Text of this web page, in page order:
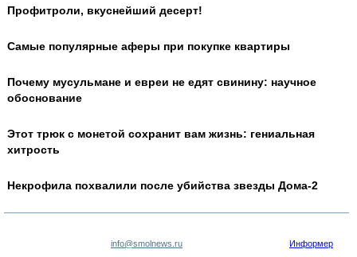
Профитроли, вкуснейший десерт!
Самые популярные аферы при покупке квартиры
Почему мусульмане и евреи не едят свинину: научное
обоснование
Этот трюк с монетой сохранит вам жизнь: гениальная
хитрость
Некрофила похвалили после убийства звезды Дома-2
info@smolnews.ru Информер